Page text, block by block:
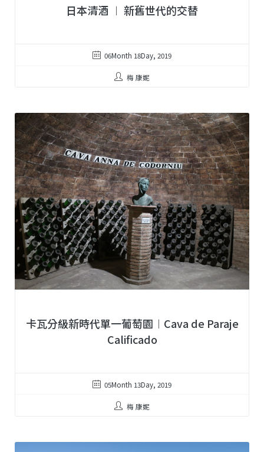
日本清酒 ︱ 新舊世代的交替
06Month 18Day, 2019
梅 康妮
卡瓦分級新時代單一葡萄園︱Cava de Paraje
Calificado
05Month 13Day, 2019
梅 康妮